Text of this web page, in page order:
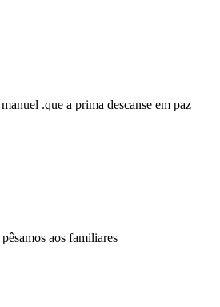
.que a prima descanse em paz
aos familiares